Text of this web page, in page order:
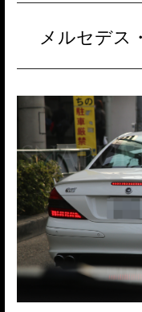
メルセデス